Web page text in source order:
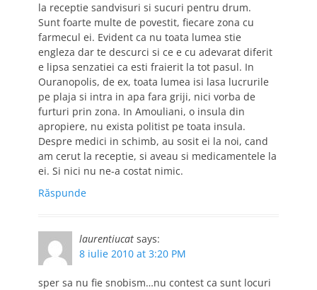
la receptie sandvisuri si sucuri pentru drum.
Sunt foarte multe de povestit, fiecare zona cu
farmecul ei. Evident ca nu toata lumea stie
engleza dar te descurci si ce e cu adevarat diferit
e lipsa senzatiei ca esti fraierit la tot pasul. In
Ouranopolis, de ex, toata lumea isi lasa lucrurile
pe plaja si intra in apa fara griji, nici vorba de
furturi prin zona. In Amouliani, o insula din
apropiere, nu exista politist pe toata insula.
Despre medici in schimb, au sosit ei la noi, cand
am cerut la receptie, si aveau si medicamentele la
ei. Si nici nu ne-a costat nimic.
Răspunde
laurentiucat says:
8 iulie 2010 at 3:20 PM
sper sa nu fie snobism…nu contest ca sunt locuri